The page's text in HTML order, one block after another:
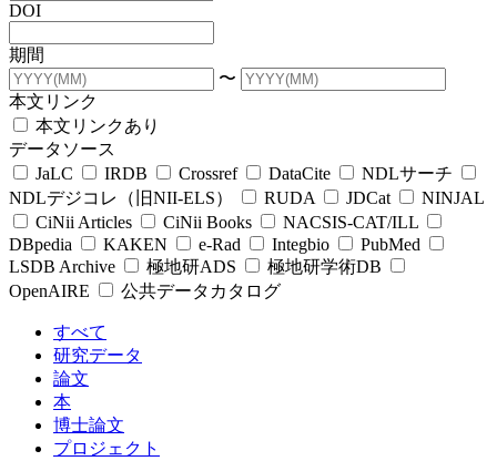
DOI
期間
〜
本文リンク
本文リンクあり
データソース
JaLC
IRDB Crossref DataCite
NDLサーチ
NDLデジコレ（旧NII-ELS）
RUDA JDCat
NINJAL
CiNii Articles
CiNii Books
NACSIS-CAT/ILL
DBpedia
KAKEN e-Rad Integbio
PubMed
LSDB Archive
極地研ADS
極地研学術DB
OpenAIRE
公共データカタログ
すべて
研究データ
論文
本
博士論文
プロジェクト